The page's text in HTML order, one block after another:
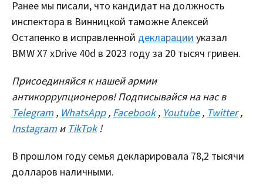
Ранее мы писали, что кандидат на должность
инспектора в Винницкой таможне Алексей
Остапенко в исправленной декларации указал
BMW X7 xDrive 40d в 2023 году за 20 тысяч гривен.
Присоединяйся к нашей армии
антикоррупционеров! Подписывайся на нас в
Telegram , WhatsApp , Facebook , Youtube , Twitter ,
Instagram и TikTok !
В прошлом году семья декларировала 78,2 тысячи
долларов наличными.